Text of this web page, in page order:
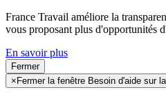
France Travail améliore la
vous proposant plus d'opportunités
En savoir plus
Fermer
× Fermer la fenêtre Besoin d'aide sur